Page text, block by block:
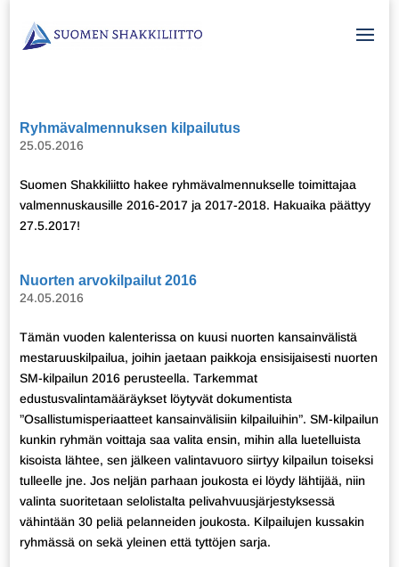
Ryhmävalmennuksen kilpailutus
25.05.2016
Suomen Shakkiliitto hakee ryhmävalmennukselle toimittajaa
valmennuskausille 2016-2017 ja 2017-2018. Hakuaika päättyy
27.5.2017!
Nuorten arvokilpailut 2016
24.05.2016
Tämän vuoden kalenterissa on kuusi nuorten kansainvälistä
mestaruuskilpailua, joihin jaetaan paikkoja ensisijaisesti nuorten
SM-kilpailun 2016 perusteella. Tarkemmat
edustusvalintamääräykset löytyvät dokumentista
”Osallistumisperiaatteet kansainvälisiin kilpailuihin”. SM-kilpailun
kunkin ryhmän voittaja saa valita ensin, mihin alla luetelluista
kisoista lähtee, sen jälkeen valintavuoro siirtyy kilpailun toiseksi
tulleelle jne. Jos neljän parhaan joukosta ei löydy lähtijää, niin
valinta suoritetaan selolistalta pelivahvuusjärjestyksessä
vähintään 30 peliä pelanneiden joukosta. Kilpailujen kussakin
ryhmässä on sekä yleinen että tyttöjen sarja.